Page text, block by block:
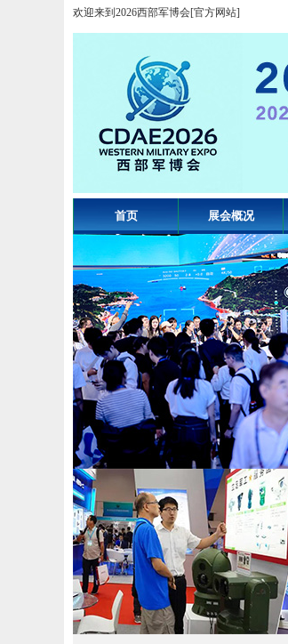
欢迎来到2026西部军博会[官方网站]
首页 展会概况